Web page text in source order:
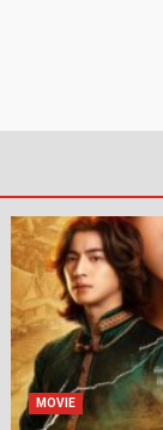
MOVIE